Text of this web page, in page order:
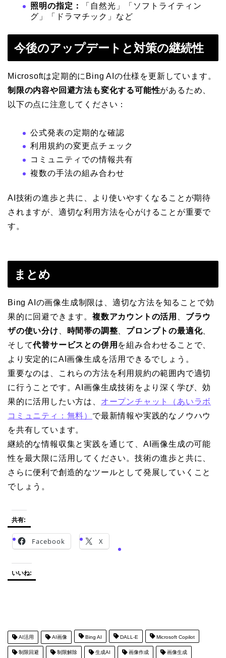
照明の指定：
「自然光」「ソフトライティン
グ」「ドラマチック」など
今後のアップデートと対策の継続性
Microsoftは定期的にBing AIの仕様を更新しています。
制限の内容や回避方法も変化する可能性があるため、
以下の点に注意してください：
公式発表の定期的な確認
利用規約の変更点チェック
コミュニティでの情報共有
複数の手法の組み合わせ
AI技術の進歩と共に、より使いやすくなることが期待
されますが、適切な利用方法を心がけることが重要で
す。
まとめ
Bing AIの画像生成制限は、適切な方法を知ることで効
果的に回避できます。 複数アカウントの活用
ブラウ
ザの使い分け
時間帯の調整 プロンプトの最適化、
そして代替サービスとの併用 を組み合わせることで、
より安定的にAI画像生成を活用できるでしょう。
重要なのは、これらの方法を利用規約の範囲内で適切
に行うことです。AI画像生成技術をより深く学び、効
果的に活用したい方は、 オープンチャット（あいラボ
コミュニティ：無料） で最新情報や実践的なノウハウ
を共有しています。
継続的な情報収集と実践を通じて、AI画像生成の可能
性を最大限に活用してください。技術の進歩と共に、
さらに便利で創造的なツールとして発展していくこと
でしょう。
共有:
Facebook X
いいね:
AI活用 AI画像 Bing AI DALL-E Microsoft Copilot
制限回避 制限解除 生成AI 画像作成 画像生成